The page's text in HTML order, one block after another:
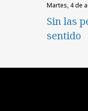
martes, 4 de
Sin las
sentido